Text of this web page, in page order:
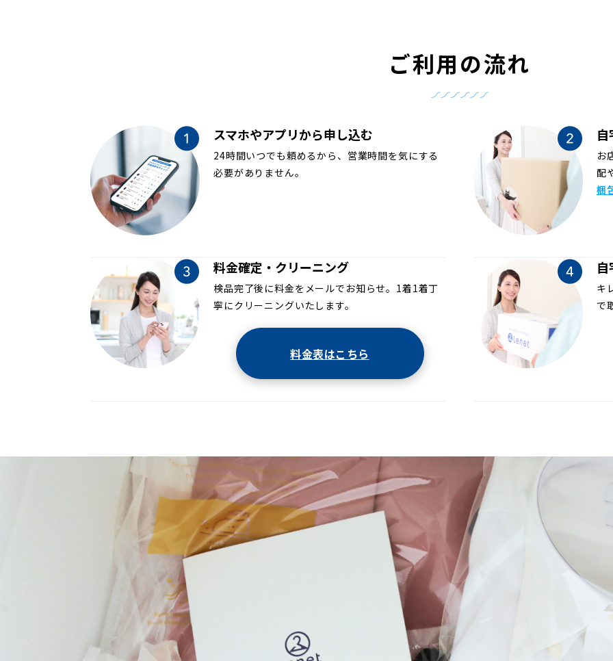
ご利用の流れ
スマホやアプリから申し込む
24時間いつでも頼めるから、営業時間を気にする
必要がありません。
お
配
梱
料金確定・クリーニング
検品完了後に料金をメールでお知らせ。1着1着丁
寧にクリーニングいたします。
料金表はこちら
キ
で